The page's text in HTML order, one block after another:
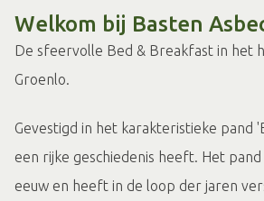
Welkom bij Basten
De sfeervolle Bed & Breakfast in het
Groenlo.
Gevestigd in het karakteristieke pand
een rijke geschiedenis heeft. Het
eeuw en heeft in de loop der jaren